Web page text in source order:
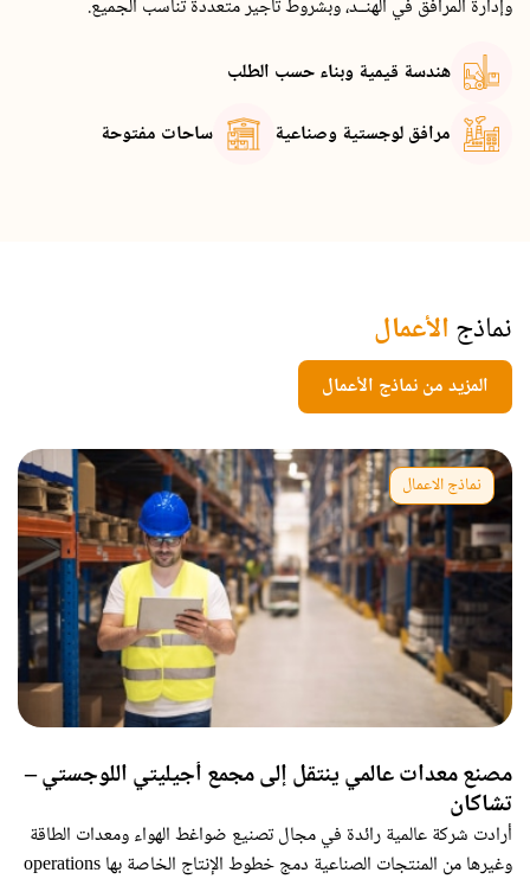
وإدارة المرافق في الهنــد، وبشروط تأجير متعددة تناسب الجميع.
هندسة قيمية وبناء حسب الطلب
مرافق لوجستية وصناعية
ساحات مفتوحة
نماذجالأعمال
المزيد من نماذج الأعمال
نماذج الاعمال
مصنع معدات عالمي ينتقل إلى مجمع أجيليتي اللوجستي –
تشاكان
أرادت شركة عالمية رائدة في مجال تصنيع ضواغط الهواء ومعدات الطاقة
وغيرها من المنتجات الصناعية دمج خطوط الإنتاج الخاصة بها operations